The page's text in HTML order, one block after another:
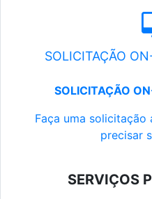
SOLICITAÇÃO
SOLICITAÇÃO
Faça uma solicitação
precisar
SERVIÇOS